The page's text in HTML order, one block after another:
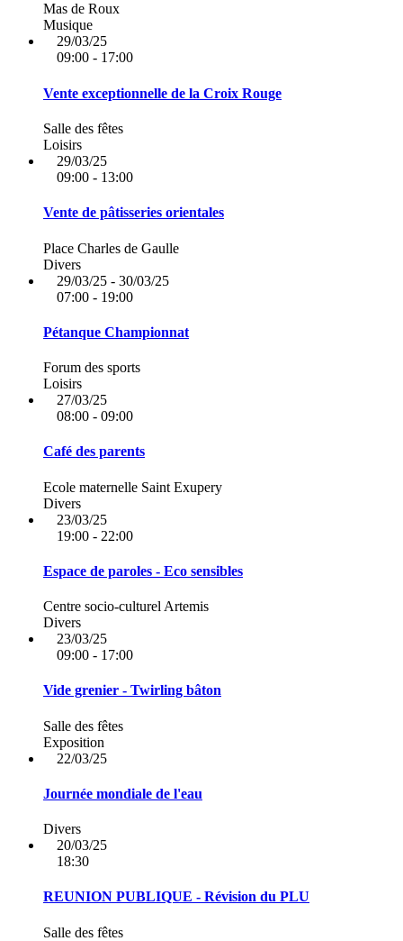
Mas de Roux
Musique
29/03/25
09:00 - 17:00
Vente exceptionnelle de la Croix Rouge
Salle des fêtes
Loisirs
29/03/25
09:00 - 13:00
Vente de pâtisseries orientales
Place Charles de Gaulle
Divers
29/03/25 - 30/03/25
07:00 - 19:00
Pétanque Championnat
Forum des sports
Loisirs
27/03/25
08:00 - 09:00
Café des parents
Ecole maternelle Saint Exupery
Divers
23/03/25
19:00 - 22:00
Espace de paroles - Eco sensibles
Centre socio-culturel Artemis
Divers
23/03/25
09:00 - 17:00
Vide grenier - Twirling bâton
Salle des fêtes
Exposition
22/03/25
Journée mondiale de l'eau
Divers
20/03/25
18:30
REUNION PUBLIQUE - Révision du PLU
Salle des fêtes